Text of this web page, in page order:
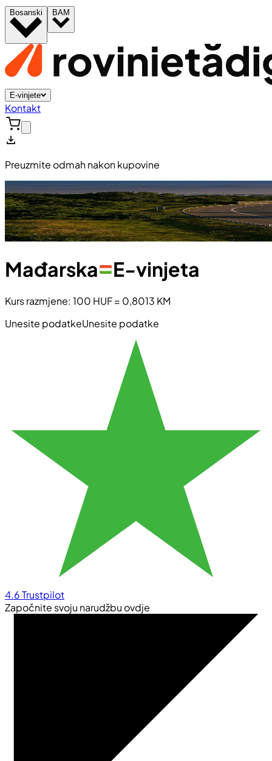
Bosanski BAM
E-vinjete
Kontakt
Preuzmite odmah nakon kupovine
Mađarska E-vinjeta
Kurs razmjene: 100 HUF= 0,8013 KM
Unesite podatkeUnesite podatke
4.6Trustpilot
Započnite svoju narudžbu ovdje